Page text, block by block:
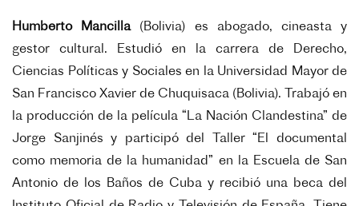
Humberto Mancilla(Bolivia) es abogado, cineasta y
gestor cultural. Estudió en la carrera de Derecho,
Ciencias Políticas y Sociales en la Universidad Mayor de
San Francisco Xavier de Chuquisaca (Bolivia). Trabajó en
la producción de la película “La Nación Clandestina” de
Jorge Sanjinés y participó del Taller “El documental
como memoria de la humanidad” en la Escuela de San
Antonio de los Baños de Cuba y recibió una beca del